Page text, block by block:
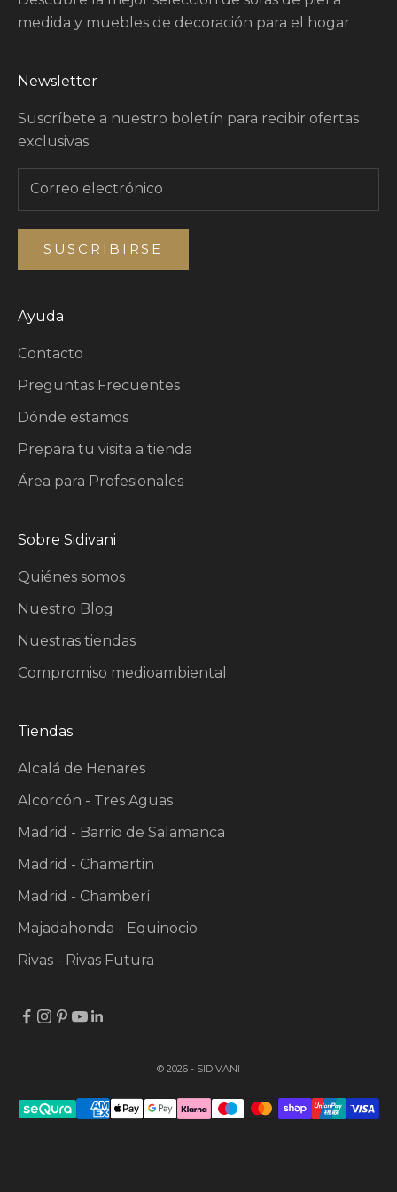
medida y muebles de decoración para el hogar
Newsletter
Suscríbete a nuestro boletín para recibir ofertas
exclusivas
SUSCRIBIRSE
Ayuda
Contacto
Preguntas Frecuentes
Dónde estamos
Prepara tu visita a tienda
Área para Profesionales
Sobre Sidivani
Quiénes somos
Nuestro Blog
Nuestras tiendas
Compromiso medioambiental
Tiendas
Alcalá de Henares
Alcorcón - Tres Aguas
Madrid - Barrio de Salamanca
Madrid - Chamartin
Madrid - Chamberí
Majadahonda - Equinocio
Rivas - Rivas Futura
© 2026 - SIDIVANI